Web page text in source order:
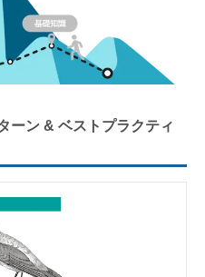
ン & ベストプラクティ